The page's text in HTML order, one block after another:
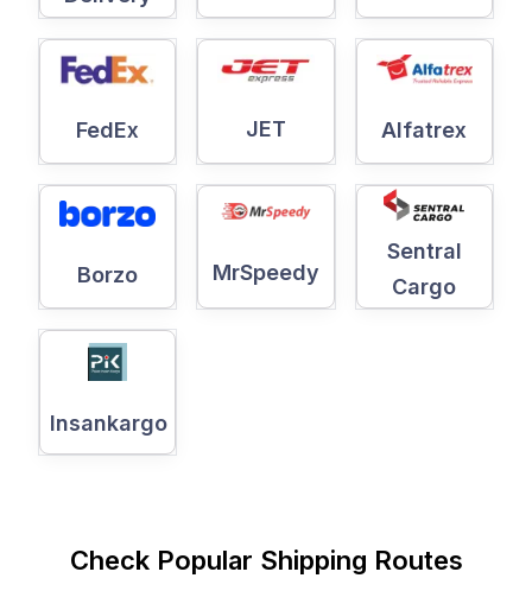
FedEx JET Alfatrex
Borzo MrSpeedy
Sentral
Cargo
Insankargo
Check Popular Shipping Routes